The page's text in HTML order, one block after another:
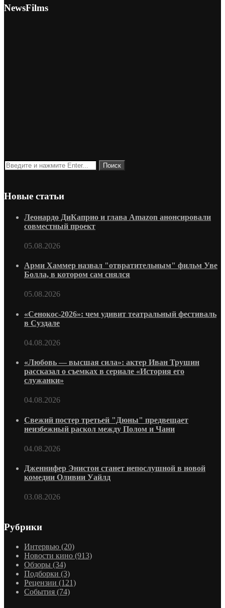
NewsFilms
Новые статьи
Леонардо ДиКаприо и глава Amazon анонсировали
совместный проект
05.08.2026
Арми Хаммер назвал "отвратительным" фильм Уве
Болла, в котором сам снялся
05.08.2026
«Сенокос-2026»: чем удивит театральный фестиваль
в Суздале
04.08.2026
«Любовь — высшая сила»: актер Иван Трушин
рассказал о съемках в сериале «История его
служанки»
04.08.2026
Свежий постер третьей "Дюны" предвещает
неизбежный раскол между Полом и Чани
04.08.2026
Дженнифер Энистон станет непослушной в новой
комедии Оливии Уайлд
03.08.2026
Рубрики
Интервью (20)
Новости кино (913)
Обзоры (34)
Подборки (3)
Рецензии (121)
События (74)